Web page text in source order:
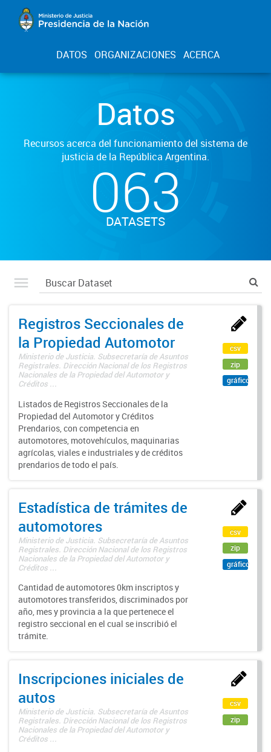
DATOS ORGANIZACIONES ACERCA
Datos
Recursos acerca del funcionamiento del sistema de
justicia de la República Argentina.
063
DATASETS
Registros Seccionales de
la Propiedad Automotor
Ministerio de Justicia. Subsecretaría de Asuntos
Registrales. Dirección Nacional de los Registros
Nacionales de la Propiedad del Automotor y
Créditos ...
Listados de Registros Seccionales de la
Propiedad del Automotor y Créditos
Prendarios, con competencia en
automotores, motovehículos, maquinarias
agrícolas, viales e industriales y de créditos
prendarios de todo el país.
csv
zip
gráfico
Estadística de trámites de
automotores
Ministerio de Justicia. Subsecretaría de Asuntos
Registrales. Dirección Nacional de los Registros
Nacionales de la Propiedad del Automotor y
Créditos ...
Cantidad de automotores 0km inscriptos y
automotores transferidos, discriminados por
año, mes y provincia a la que pertenece el
registro seccional en el cual se inscribió el
trámite.
csv
zip
gráfico
Inscripciones iniciales de
autos
Ministerio de Justicia. Subsecretaría de Asuntos
Registrales. Dirección Nacional de los Registros
Nacionales de la Propiedad del Automotor y
Créditos ...
csv
zip